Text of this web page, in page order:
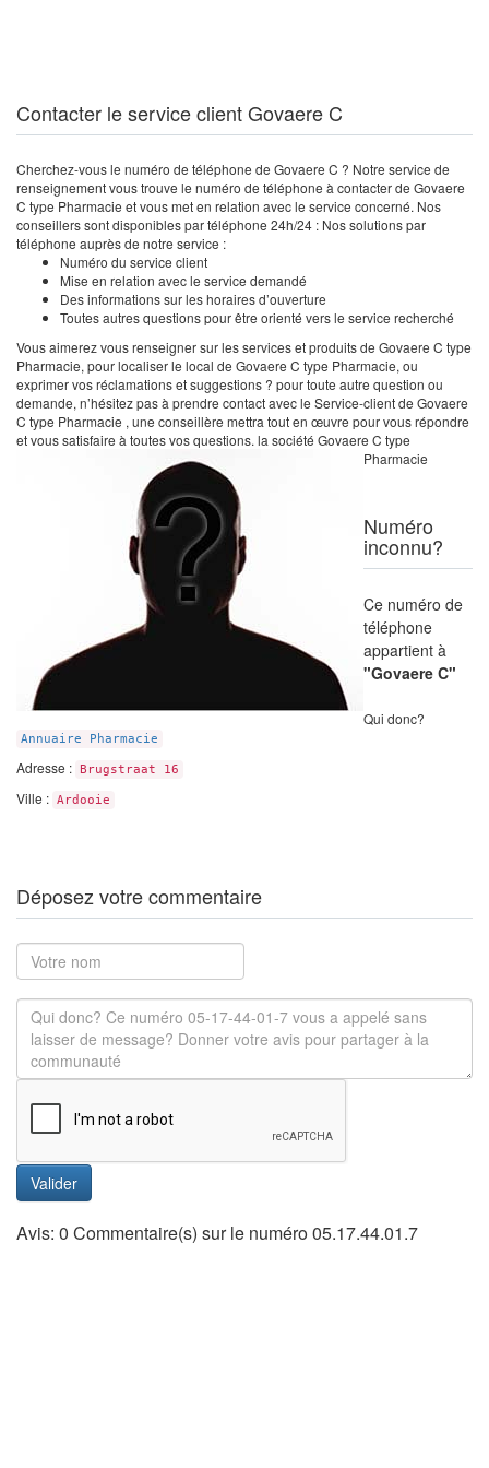
Contacter le service client Govaere C
Cherchez-vous le numéro de téléphone de Govaere C ? Notre service de
renseignement vous trouve le numéro de téléphone à contacter de Govaere
C type Pharmacie et vous met en relation avec le service concerné. Nos
conseillers sont disponibles par téléphone 24h/24 : Nos solutions par
téléphone auprès de notre service :
Numéro du service client
Mise en relation avec le service demandé
Des informations sur les horaires d’ouverture
Toutes autres questions pour être orienté vers le service recherché
Vous aimerez vous renseigner sur les services et produits de Govaere C type
Pharmacie, pour localiser le local de Govaere C type Pharmacie, ou
exprimer vos réclamations et suggestions ? pour toute autre question ou
demande, n’hésitez pas à prendre contact avec le Service-client de Govaere
C type Pharmacie , une conseillère mettra tout en œuvre pour vous répondre
et vous satisfaire à toutes vos questions. la société Govaere C type
Pharmacie
Numéro
inconnu?
Ce numéro de
téléphone
appartient à
"Govaere C"
Qui donc?
Annuaire Pharmacie
Adresse : Brugstraat 16
Ville : Ardooie
Déposez votre commentaire
Valider
Avis: 0 Commentaire(s) sur le numéro 05.17.44.01.7